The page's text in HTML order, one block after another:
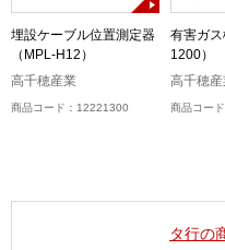
埋設ケーブル位置測定器
（MPL-H12）
高千穂産業
商品コード：12221300
有害ガ
1200）
高千穂
商品コー
タ行の